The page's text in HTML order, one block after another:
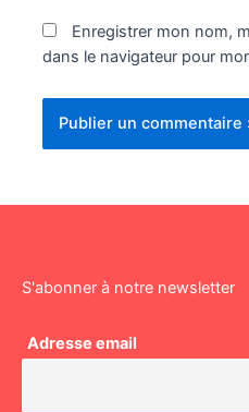
Enregistrer mon nom,
dans le navigateur pour
S'abonner à notre newsletter
Adresse email